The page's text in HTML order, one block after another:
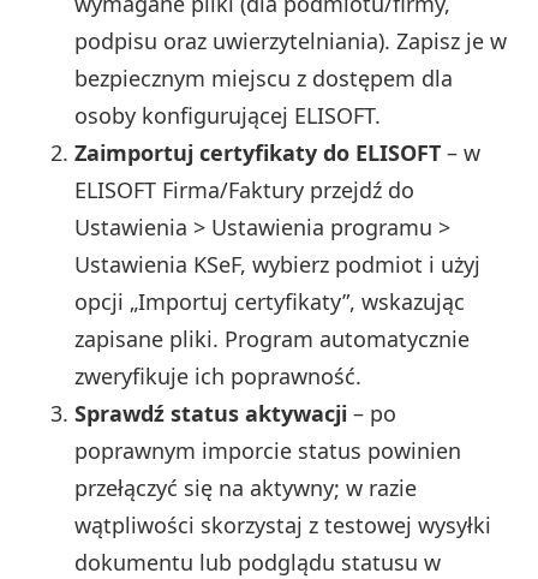
podpisu oraz uwierzytelniania). Zapisz je w
bezpiecznym miejscu z dostępem dla
osoby konfigurującej ELISOFT.
Zaimportuj certyfikaty do ELISOFT – w
ELISOFT Firma/Faktury przejdź do
Ustawienia > Ustawienia programu >
Ustawienia KSeF, wybierz podmiot i użyj
opcji „Importuj certyfikaty”, wskazując
zapisane pliki. Program automatycznie
zweryfikuje ich poprawność.
Sprawdź status aktywacji – po
poprawnym imporcie status powinien
przełączyć się na aktywny; w razie
wątpliwości skorzystaj z testowej wysyłki
dokumentu lub podglądu statusu w